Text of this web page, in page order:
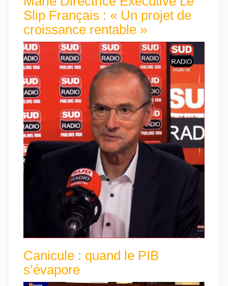
Slip Français : « Un projet de
croissance rentable »
Canicule : quand le PIB
s’évapore